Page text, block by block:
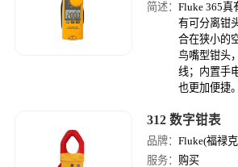
简述：Fluke 365真
有可分离钳
合在狭小的
鸟嘴型钳头
线；内置手
也更加便捷。
312 数字钳表
品牌：Fluke(福禄
服务： 购买